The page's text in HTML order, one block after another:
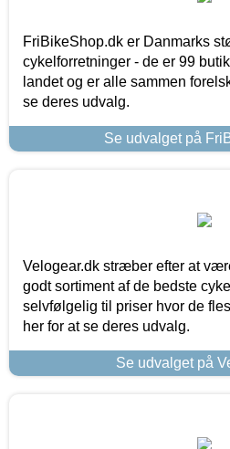
FriBikeShop.dk er Danmarks
cykelforretninger - de er 99
landet og er alle sammen
se deres udvalg.
Se udvalget på
Velogear.dk stræber efter at
godt sortiment af de bedste
selvfølgelig til priser hvor de
her for at se deres udvalg.
Se udvalget på